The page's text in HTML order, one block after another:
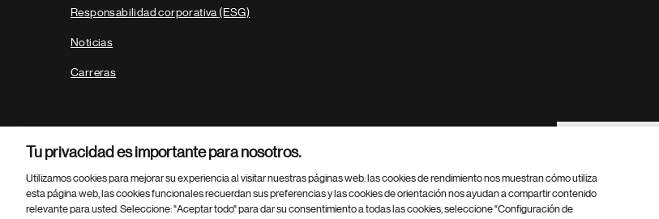
Responsabilidad corporativa (ESG)
Noticias
Carreras
Footer Site Search
Parte
© 2026 Novartis AG
Tu privacidad es importante para nosotros.
Utilizamos cookies para mejorar su experiencia al visitar nuestras páginas web: las cookies de rendimiento nos muestran cómo utiliza
esta página web, las cookies funcionales recuerdan sus preferencias y las cookies de orientación nos ayudan a compartir contenido
relevante para usted. Seleccione: "Aceptar todo" para dar su consentimiento a todas las cookies, seleccione "Configuración de